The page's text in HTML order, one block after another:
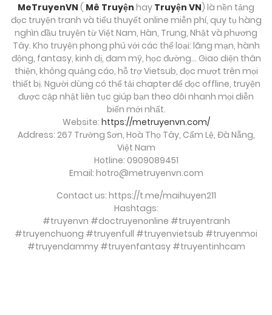
Chương 13
Tháng 9 29, 2025
Chương 12
Tháng 9 29, 2025
Tháng 9 29, 2025
Tháng 9 29, 2025
MeTruyenVN ( Mê Truyện hay Truyện VN) là nền tảng
đọc truyện tranh và tiểu thuyết online miễn phí, quy tụ hàng
nghìn đầu truyện từ Việt Nam, Hàn, Trung, Nhật và phương
Tây. Kho truyện phong phú với các thể loại: lãng mạn, hành
động, fantasy, kinh dị, đam mỹ, học đường… Giao diện thân
thiện, không quảng cáo, hỗ trợ Vietsub, đọc mượt trên mọi
thiết bị. Người dùng có thể tải chapter để đọc offline, truyện
được cập nhật liên tục giúp bạn theo dõi nhanh mọi diễn
biến mới nhất.
Website: https://metruyenvn.com/
Address: 267 Trường Sơn, Hoà Thọ Tây, Cẩm Lệ, Đà Nẵng,
Việt Nam
Hotline: 0909089451
Email: hotro@metruyenvn.com
Contact us: https://t.me/maihuyen211
Hashtags:
#truyenvn #doctruyenonline #truyentranh
#truyenchuong #truyenfull #truyenvietsub #truyenmoi
#truyendammy #truyenfantasy #truyentinhcam